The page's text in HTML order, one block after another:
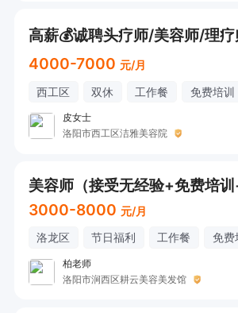
高薪💰诚聘头疗师/美容师/理
4000-7000 元/月
西工区 双休 工作餐 免费培训
皮女士
洛阳市西工区洁雅美容院
美容师（接受无经验+免费培训
3000-8000 元/月
洛龙区 节日福利 工作餐 免费
柏老师
洛阳市涧西区耕云美容美发馆